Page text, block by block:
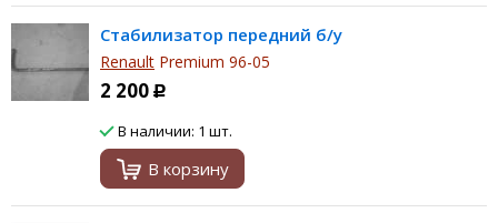
Стабилизатор передний б/у
Renault Premium 96-05
2 200 Р
В наличии: 1 шт.
В корзину